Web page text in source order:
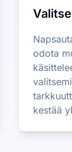
odota
kestää